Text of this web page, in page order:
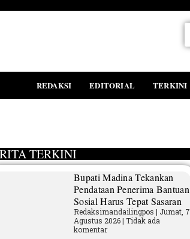
REDAKSI EDITORIAL TERKINI
TERKINI
Bupati Madina Tekankan
Pendataan Penerima Bantuan
Sosial Harus Tepat Sasaran
Redaksimandailingpos Jumat, 7
Agustus 2026 Tidak ada
komentar